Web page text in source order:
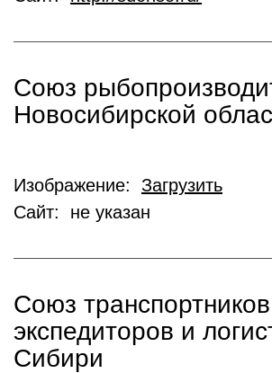
Союз
Новосибирской
Изображение: Загрузить
Сайт: не указан
Союз
экспедиторов и
Сибири